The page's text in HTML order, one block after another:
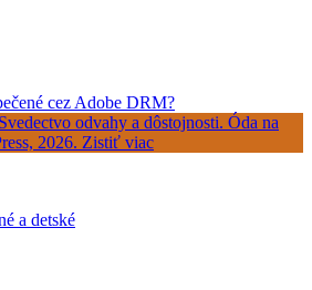
cez Adobe DRM?
a detské